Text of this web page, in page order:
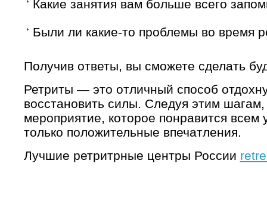
Какие занятия вам больше всего
Были ли какие-то проблемы во время
Получив ответы, вы сможете сделать
Ретриты — это отличный способ
восстановить силы. Следуя этим
мероприятие, которое понравится всем
только положительные впечатления.
Лучшие ретритрные центры России